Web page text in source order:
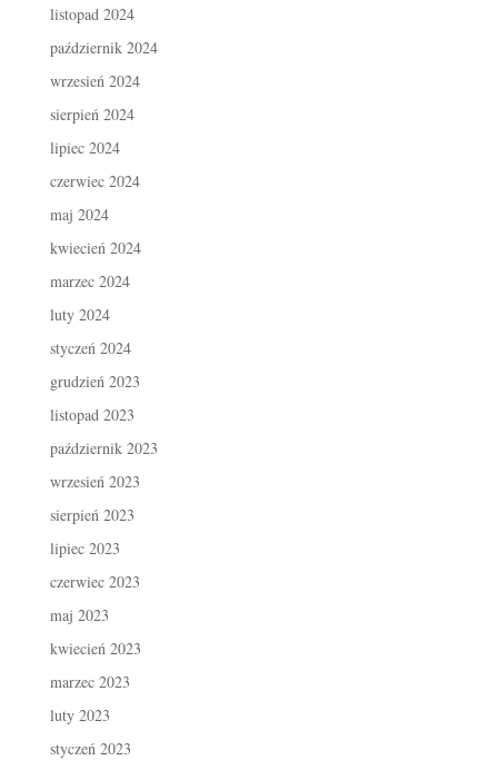
listopad 2024
październik 2024
wrzesień 2024
sierpień 2024
lipiec 2024
czerwiec 2024
maj 2024
kwiecień 2024
marzec 2024
luty 2024
styczeń 2024
grudzień 2023
listopad 2023
październik 2023
wrzesień 2023
sierpień 2023
lipiec 2023
czerwiec 2023
maj 2023
kwiecień 2023
marzec 2023
luty 2023
styczeń 2023